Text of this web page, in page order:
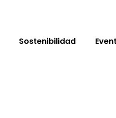
Sostenibilidad